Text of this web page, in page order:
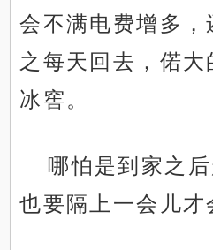
会不满电费增多，
之每天回去，偌大
冰窖。
哪怕是到家之
也要隔上一会儿才